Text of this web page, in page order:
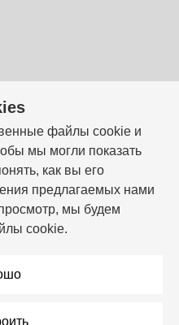
файлы cookie и
мы могли показать
как вы его
предлагаемых нами
мы будем
cookie.
10:00 – 19:00